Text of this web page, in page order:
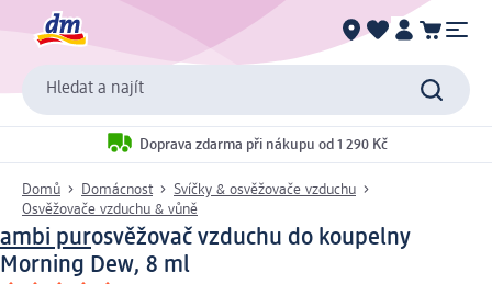
Hledat a najít
Doprava zdarma při nákupu od 1 290 Kč
Domů Domácnost
Svíčky & osvěžovače vzduchu
Osvěžovače vzduchu & vůně
ambi purosvěžovač vzduchu do koupelny
Morning Dew, 8 ml